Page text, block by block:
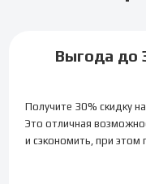
Выгода до
Получите 30% скидку
Это отличная
и сэкономить, при этом